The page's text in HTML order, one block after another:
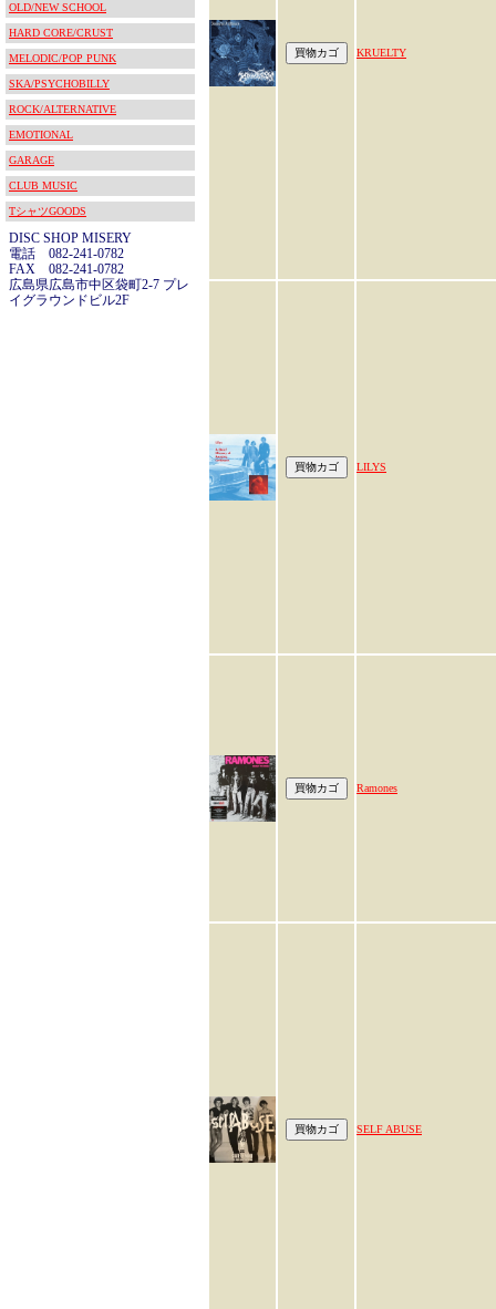
OLD/NEW SCHOOL
HARD CORE/CRUST
MELODIC/POP PUNK
SKA/PSYCHOBILLY
ROCK/ALTERNATIVE
EMOTIONAL
GARAGE
CLUB MUSIC
TシャツGOODS
DISC SHOP MISERY
電話 082-241-0782
FAX 082-241-0782
広島県広島市中区袋町2-7 プレ
イグラウンドビル2F
KRUELTY
LILYS
Ramones
SELF ABUSE